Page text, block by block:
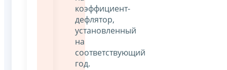
коэффициент-
дефлятор,
установленный
на
соответствующий
год.